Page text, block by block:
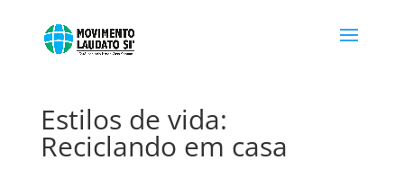
Estilos de vida:
Reciclando em casa